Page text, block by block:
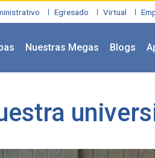
Egresado Virtual
Nuestras Megas Blogs